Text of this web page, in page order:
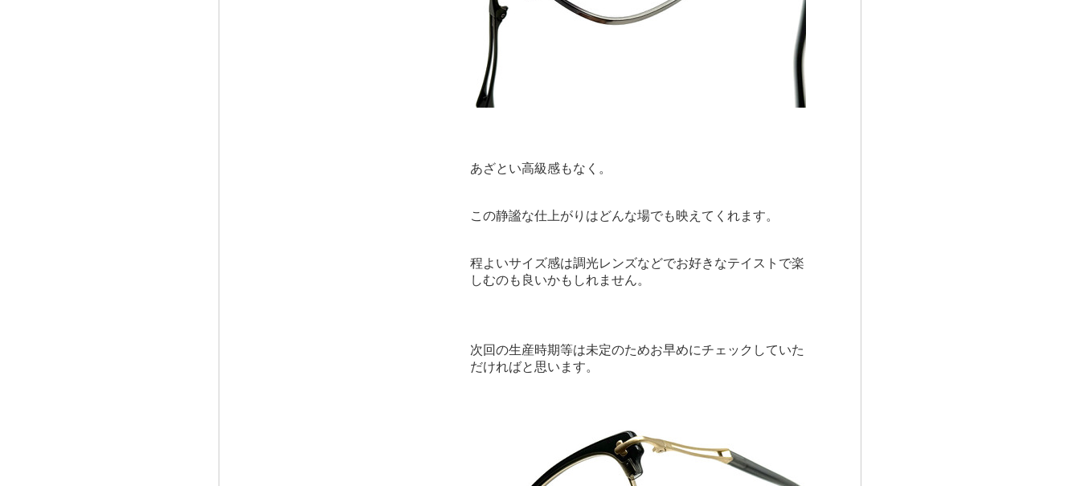
あざとい高級感もなく。
この静謐な仕上がりはどんな場でも映えてくれます。
程よいサイズ感は調光レンズなどでお好きなテイストで楽
しむのも良いかもしれません。
次回の生産時期等は未定のためお早めにチェックしていた
だければと思います。